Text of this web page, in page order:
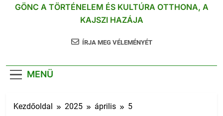
GÖNC A TÖRTÉNELEM ÉS KULTÚRA OTTHONA, A
KAJSZI HAZÁJA
ÍRJA MEG VÉLEMÉNYÉT
MENÜ
Kezdőoldal 2025 április 5